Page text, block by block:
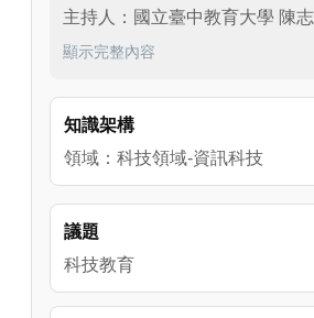
主持人：國立臺中教育大學 陳
課程內容：本場次線上教學教師
明H–Teach、Google
Meet及 Jamboard等數位教學工
並實際操作加深與會人員對各工
加教學方式的多元性及學生的學
顯示完整內容
知識架構
領域：科技領域-資訊科技
議題
科技教育